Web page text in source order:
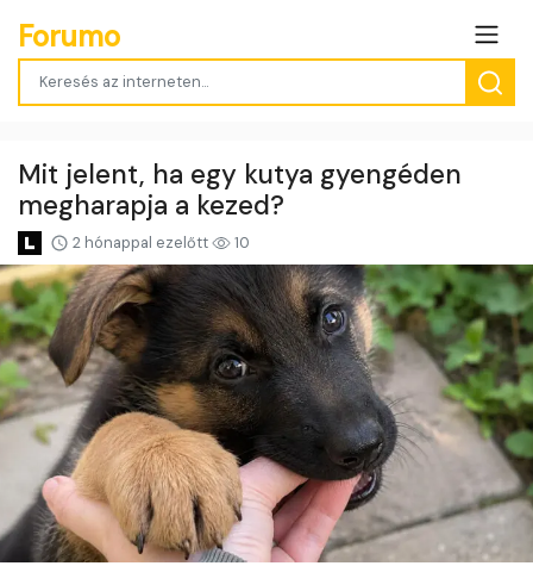
Forumo
Mit jelent, ha egy kutya gyengéden
megharapja a kezed?
2 hónappal ezelőtt 10